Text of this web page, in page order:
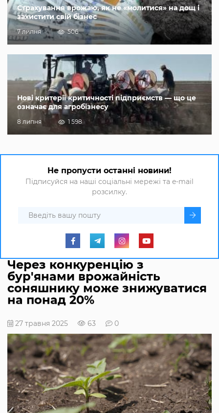
Страхування врожаю, як не «молитися» на дощ і
захистити свій бізнес
7 липня 506
Нові критерії критичності підприємств — що це
означає для агробізнесу
8 липня 1 598
Не пропусти останні новини!
Підписуйся на наші соціальні мережі та e-mail
розсилку.
Через конкуренцію з
бур'янами врожайність
соняшнику може знижуватися
на понад 20%
27 травня 2025 63 0